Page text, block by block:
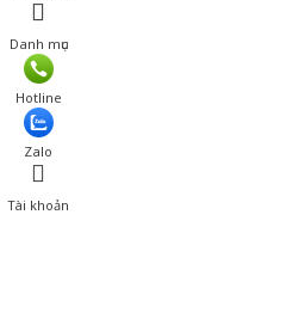
Danh mục
Hotline
Zalo
Tài khoản